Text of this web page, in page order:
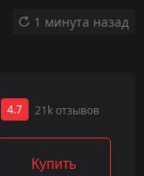
1 минута назад
4.7 21k отзывов
Купить